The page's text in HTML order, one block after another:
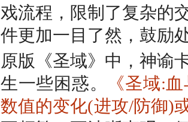
戏流程，限制了复杂的
件更加一目了然，鼓励
原版《圣域》中，神谕
生一些困惑。
《圣域:
数值的变化(进攻/防御)